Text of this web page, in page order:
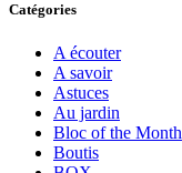
Catégories
A écouter
A savoir
Astuces
Au jardin
Bloc of the Month
Boutis